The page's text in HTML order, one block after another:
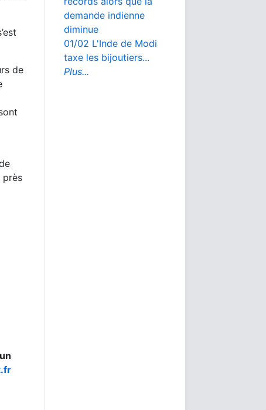
de
près
demande indienne
diminue
01/02 L'Inde de Modi
taxe les bijoutiers...
Plus...